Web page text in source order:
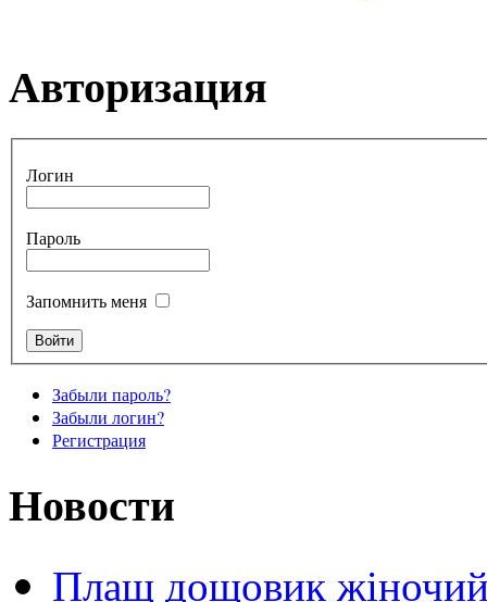
Авторизация
Логин
Пароль
Запомнить меня
Забыли пароль?
Забыли логин?
Регистрация
Новости
Плащ дощовик